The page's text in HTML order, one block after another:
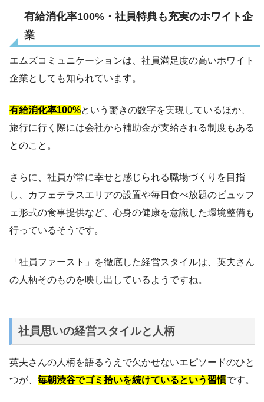
有給消化率100%・社員特典も充実のホワイト企
業
エムズコミュニケーションは、社員満足度の高いホワイト
企業としても知られています。
有給消化率100%という驚きの数字を実現しているほか、
旅行に行く際には会社から補助金が支給される制度もある
とのこと。
さらに、社員が常に幸せと感じられる職場づくりを目指
し、カフェテラスエリアの設置や毎日食べ放題のビュッフ
ェ形式の食事提供など、心身の健康を意識した環境整備も
行っているそうです。
「社員ファースト」を徹底した経営スタイルは、英夫さん
の人柄そのものを映し出しているようですね。
社員思いの経営スタイルと人柄
英夫さんの人柄を語るうえで欠かせないエピソードのひと
つが、 毎朝渋谷でゴミ拾いを続けているという習慣です。